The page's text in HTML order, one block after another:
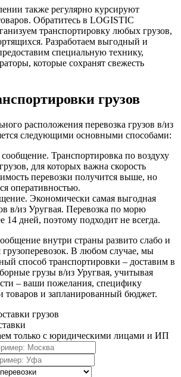
также регулярно курсируют
Обратитесь в LOGISTIC
транспортировку любых грузов,
Разработаем выгодный и
специальную технику,
которые сохранят свежесть
грузов
расположения перевозка грузов в/из
следующими основными способами:
Транспортировка по воздуху
для которых важна скорость
перевозки получится выше, но
оперативностью.
Экономически самая выгодная
в/из Уругвая. Перевозка по морю
14 дней, поэтому подходит не всегда.
внутри страны развито слабо и
грузоперевозок. В любом случае, мы
способ транспортировки – доставим в
грузы в/из Уругвая, учитывая
– ваши пожелания, специфику
товаров и запланированный бюджет.
грузов
только с юридическими лицами и ИП